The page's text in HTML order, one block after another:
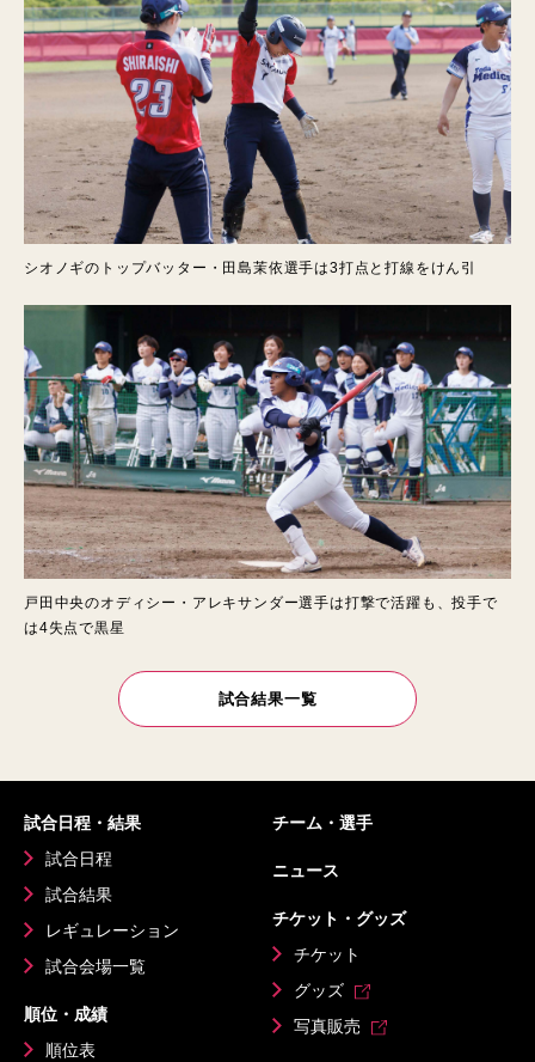
シオノギのトップバッター・田島茉依選手は3打点と打線をけん引
戸田中央のオディシー・アレキサンダー選手は打撃で活躍も、投手で
は4失点で黒星
試合結果一覧
試合日程・結果
試合日程
試合結果
レギュレーション
試合会場一覧
順位・成績
順位表
チーム・選手
ニュース
チケット・グッズ
チケット
グッズ
写真販売